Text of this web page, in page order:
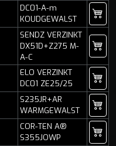
DC01-A-m
KOUDGEWALST
SENDZ VERZINKT
DX51D+Z275 M-
A-C
ELO VERZINKT
DC01 ZE25/25
S235JR+AR
WARMGEWALST
COR-TEN A®
S355JOWP